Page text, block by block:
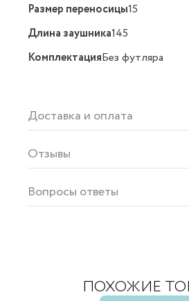
Размер переносицы15
Длина заушника145
КомплектацияБез футляра
Доставка и оплата
Отзывы
Вопросы ответы
ПОХОЖИЕ